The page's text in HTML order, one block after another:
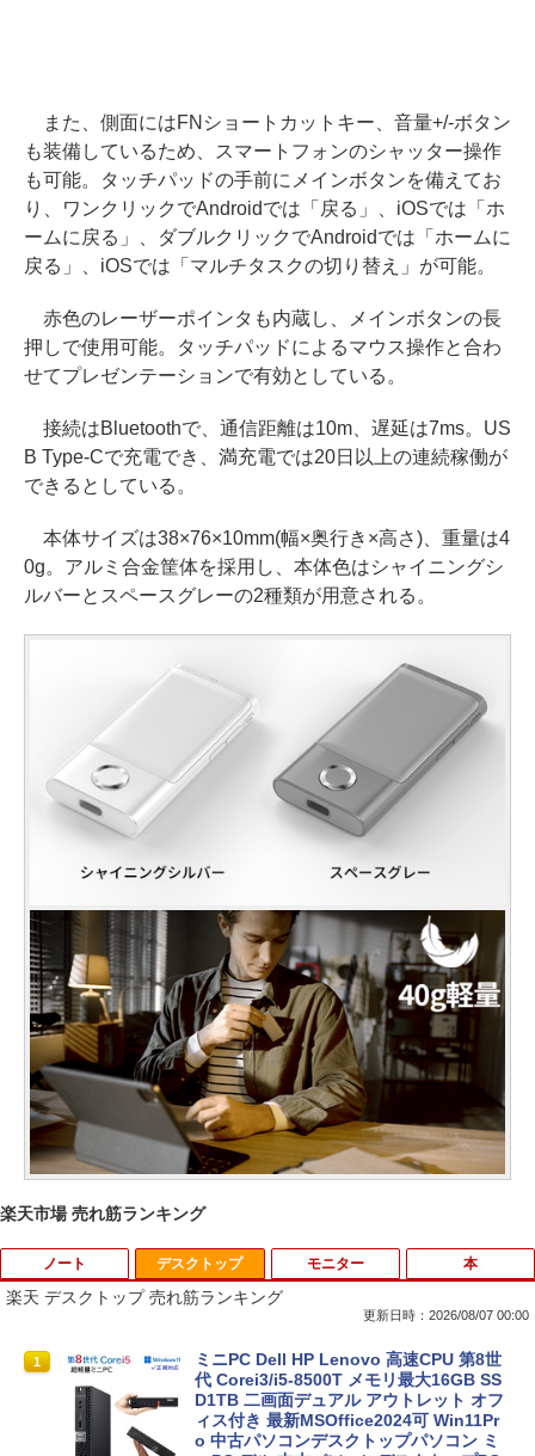
また、側面にはFNショートカットキー、音量+/-ボタン
も装備しているため、スマートフォンのシャッター操作
も可能。タッチパッドの手前にメインボタンを備えてお
り、ワンクリックでAndroidでは「戻る」、iOSでは「ホ
ームに戻る」、ダブルクリックでAndroidでは「ホームに
戻る」、iOSでは「マルチタスクの切り替え」が可能。
赤色のレーザーポインタも内蔵し、メインボタンの長
押しで使用可能。タッチパッドによるマウス操作と合わ
せてプレゼンテーションで有効としている。
接続はBluetoothで、通信距離は10m、遅延は7ms。US
B Type-Cで充電でき、満充電では20日以上の連続稼働が
できるとしている。
本体サイズは38×76×10mm(幅×奥行き×高さ)、重量は4
0g。アルミ合金筐体を採用し、本体色はシャイニングシ
ルバーとスペースグレーの2種類が用意される。
楽天市場 売れ筋ランキング
ノート
1
【中古・軽量SSD搭載】新生活応援 新春
ノートパソコン 中古 パソコン NEC Vers
aPro VB-1 12.5型 訳あり 第6世代Core i
3 SSD128GB Windows11＋Office2019
180日保証 送料無料 Office付き
デスクトップ
楽天 デスクトップ 売れ筋ランキング
更新日時：2026/08/07 00:00
1
ミニPC Dell HP Lenovo 高速CPU 第8世
代 Corei3/i5-8500T メモリ最大16GB SS
D1TB 二画面デュアル アウトレット オフ
ィス付き 最新MSOffice2024可 Win11Pr
o 中古パソコンデスクトップパソコン ミ
モニター 本